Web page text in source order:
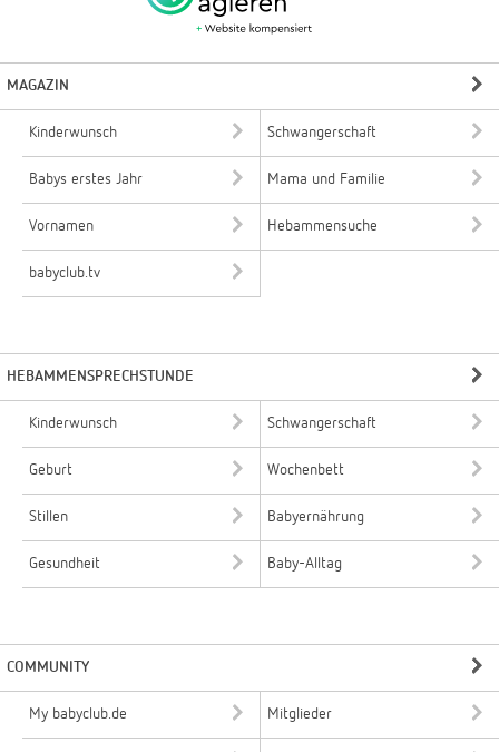
MAGAZIN
Kinderwunsch Schwangerschaft
Babys erstes Jahr Mama und Familie
Vornamen Hebammensuche
babyclub.tv
HEBAMMENSPRECHSTUNDE
Kinderwunsch Schwangerschaft
Geburt Wochenbett
Stillen Babyernährung
Gesundheit Baby-Alltag
COMMUNITY
My babyclub.de Mitglieder